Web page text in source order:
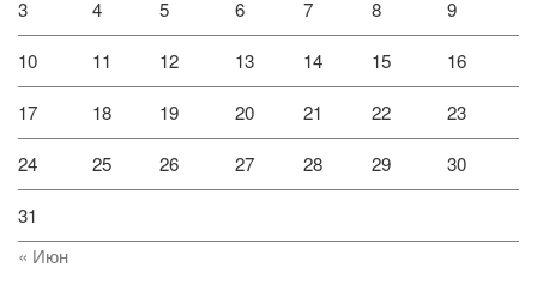
3 4 5 6 7 8 9
10 11 12 13 14 15 16
17 18 19 20 21 22 23
24 25 26 27 28 29 30
31
« Июн